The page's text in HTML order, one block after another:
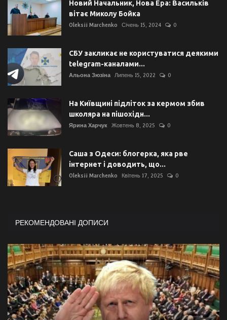
Новий Начальник, Нова Ера: Васильків
вітає Миколу Бойка
Oleksii Marchenko Січень 15, 2024 0
СБУ закликає не користуватися деякими
telegram-каналами...
Альона Зюзіна Липень 15, 2022 0
На Київщині підліток за кермом збив
школяра на пішохідн...
Ярина Харчук Жовтень 8, 2025 0
Саша з Одеси: блогерка, яка рве
інтернет і доводить, що...
Oleksii Marchenko Квітень 17, 2025 0
РЕКОМЕНДОВАНІ ДОПИСИ